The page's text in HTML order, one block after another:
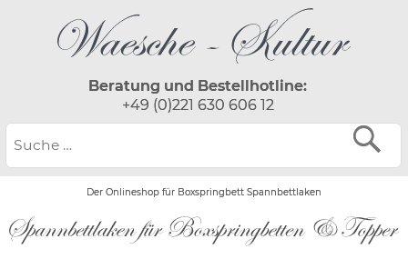
Beratung und Bestellhotline:
+49 (0)221 630 606 12
Der Onlineshop für Boxspringbett Spannbettlaken